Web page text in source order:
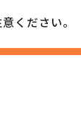
ください。